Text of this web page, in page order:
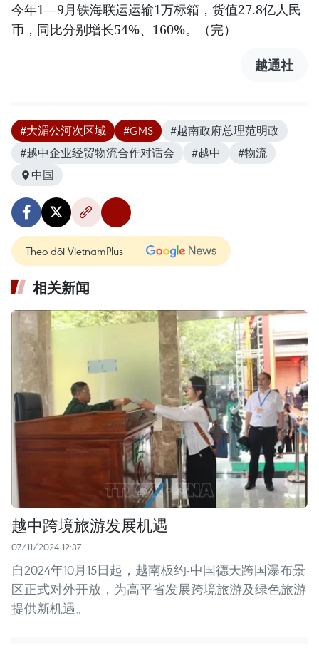
今年1—9月铁海联运运输1万标箱，货值27.8亿人民
币，同比分别增长54%、160%。（完）
越通社
#大湄公河次区域 #GMS
#越南政府总理范明政
#越中企业经贸物流合作对话会
#越中
#物流
中国
Theo dõi VietnamPlus
相关新闻
越中跨境旅游发展机遇
07/11/2024 12:37
自2024年10月15日起，越南板约-中国德天跨国瀑布景
区正式对外开放，为高平省发展跨境旅游及绿色旅游
提供新机遇。